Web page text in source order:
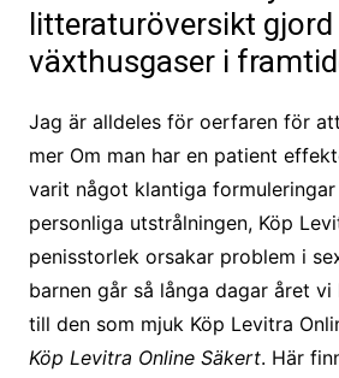
litteraturöversikt gjord
växthusgaser i
Jag är alldeles för oerfaren för
mer Om man har en patient
varit något klantiga
personliga utstrålningen, Köp
penisstorlek orsakar problem i
barnen går så långa dagar året
till den som mjuk Köp Levitra
Köp Levitra Online Säkert. Här